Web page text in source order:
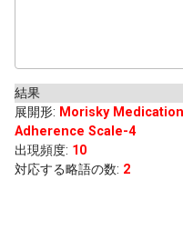
結果
展開形: Morisky Medication
Adherence Scale-4
出現頻度: 10
対応する略語の数: 2